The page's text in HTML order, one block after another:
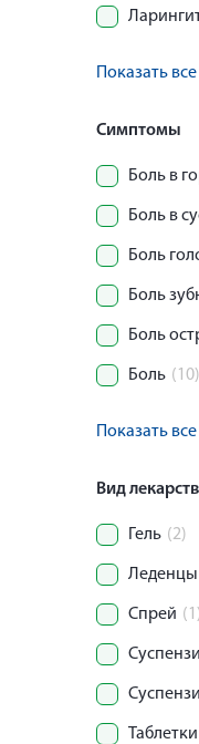
Показать все
Симптомы
Боль в
Боль в
Боль
Боль
Боль
Боль (10)
Показать все
Вид
Гель (2)
Леденцы
Спрей